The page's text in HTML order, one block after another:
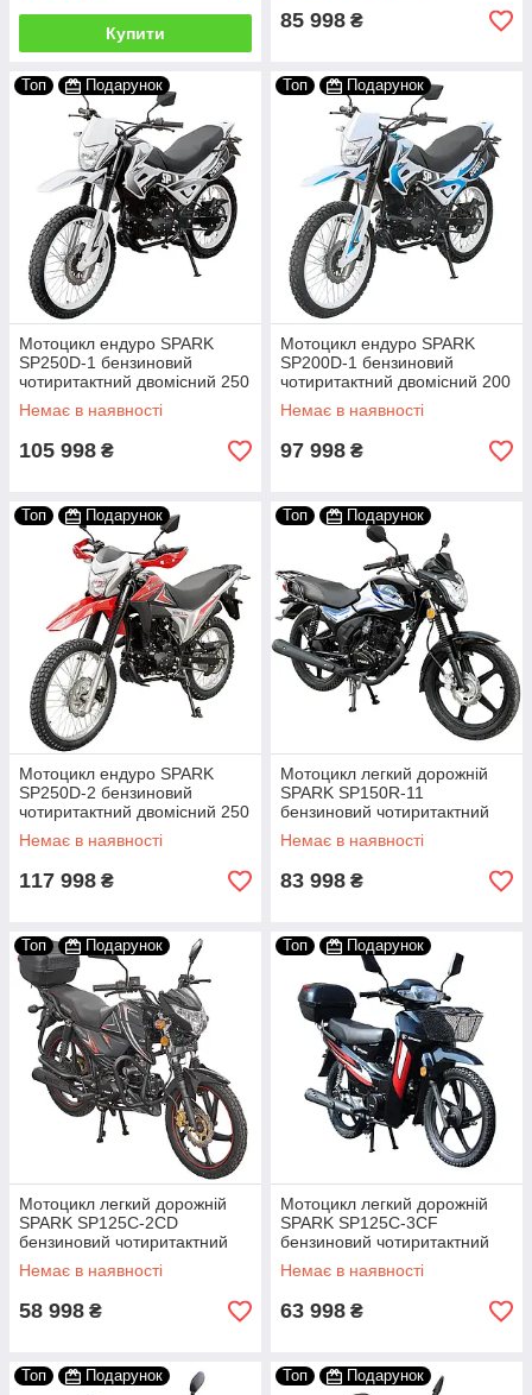
Купити
85 998 ₴
Топ Подарунок
Мотоцикл ендуро SPARK
SP250D-1 бензиновий
чотиритактний двомісний 250
кубів
Немає в наявності
105 998 ₴
Топ Подарунок
Мотоцикл ендуро SPARK
SP200D-1 бензиновий
чотиритактний двомісний 200
кубів
Немає в наявності
97 998 ₴
Топ Подарунок
Мотоцикл ендуро SPARK
SP250D-2 бензиновий
чотиритактний двомісний 250
кубів
Немає в наявності
117 998 ₴
Топ Подарунок
Мотоцикл легкий дорожній
SPARK SP150R-11
бензиновий чотиритактний
двомісний 150 кубів 90 км/год
Немає в наявності
83 998 ₴
Топ Подарунок
Мотоцикл легкий дорожній
SPARK SP125C-2CD
бензиновий чотиритактний
двомісний 125 кубів із
багажником
Немає в наявності
58 998 ₴
Топ Подарунок
Мотоцикл легкий дорожній
SPARK SP125C-3CF
бензиновий чотиритактний
двомісний 125 кубів із
багажником
Немає в наявності
63 998 ₴
Топ Подарунок Топ Подарунок